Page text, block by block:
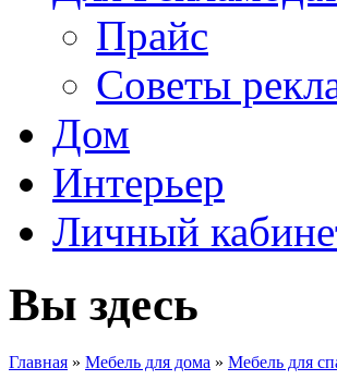
Прайс
Советы
Дом
Интерьер
Личный
Вы здесь
Главная » Мебель для дома » Мебель для